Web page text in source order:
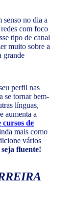
senso no dia a
com foco
tipo de canal
muito sobre a
grande
perfil nas
se tornar bem-
línguas,
aumenta a
cursos de
mais como
vários
seja fluente!